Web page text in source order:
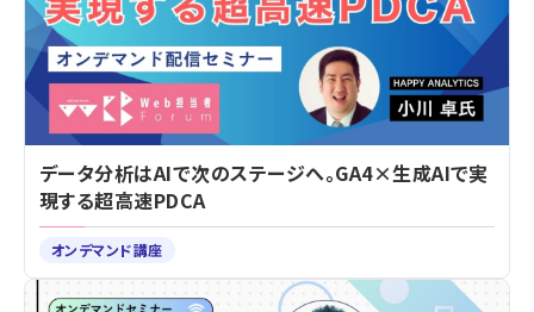
データ分析はAIで次のステージへ。GA4×生成AIで実
現する超高速PDCA
オンデマンド講座